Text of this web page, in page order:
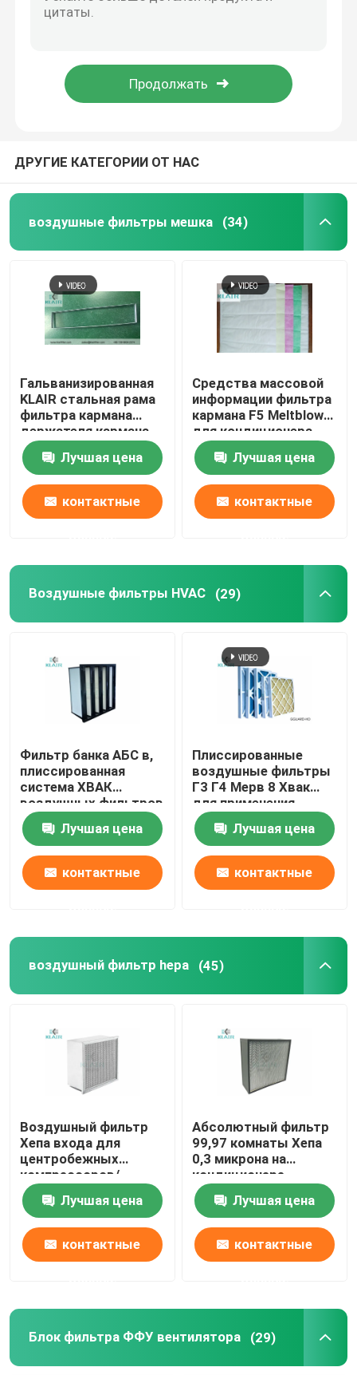
Ливень воздуха чистой комнаты
Воздушный фильтр активированного угля
плиссированные воздушные фильтры
фильтры очистителя воздуха
Шкаф ламинарный поток
коробка пропуска
ДРУГИЕ КАТЕГОРИИ ОТ НАС
воздушные фильтры мешка (34)
Гальванизированная
KLAIR стальная рама
фильтра кармана
держателя кармана
воздушного фильтра
сумки Лучшая цена
контактные
Средства массовой
информации фильтра
кармана F5 Meltblown
для кондиционера
HVAC
Лучшая цена
контактные
Воздушные фильтры HVAC (29)
Фильтр банка АБС в,
плиссированная
система ХВАК
воздушных фильтров
ХЭПА с пластиковой
рамкойЛучшая цена
контактные
Плиссированные
воздушные фильтры
Г3 Г4 Мерв 8 Хвак
для применения
промышленных/
КоммерикалЛучшая цена
контактные
воздушный фильтр hepa (45)
Воздушный фильтр
Хепа входа для
центробежных
компрессоров/
газовых турбин/
двигателейЛучшая цена
контактные
Абсолютный фильтр
99,97 комнаты Хепа
0,3 микрона на
кондиционере
извлекает споры
прессформы
Лучшая цена
контактные
Блок фильтра ФФУ вентилятора (29)